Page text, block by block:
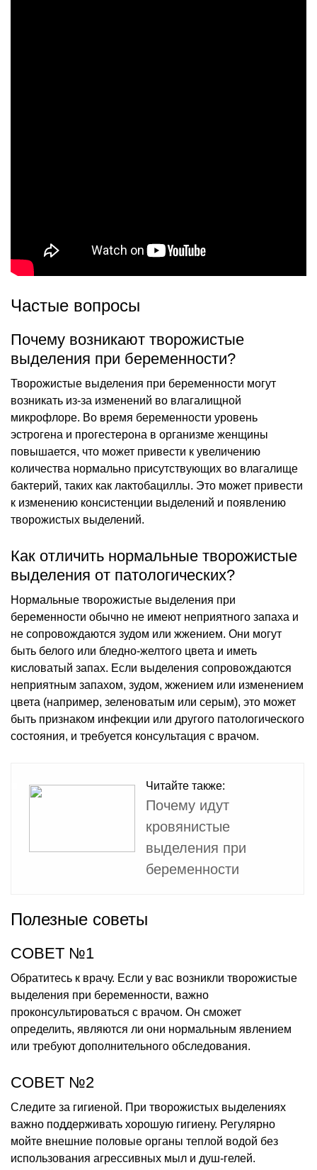
Частые вопросы
Почему возникают творожистые
выделения при беременности?
Творожистые выделения при беременности могут
возникать из-за изменений во влагалищной
микрофлоре. Во время беременности уровень
эстрогена и прогестерона в организме женщины
повышается, что может привести к увеличению
количества нормально присутствующих во влагалище
бактерий, таких как лактобациллы. Это может привести
к изменению консистенции выделений и появлению
творожистых выделений.
Как отличить нормальные творожистые
выделения от патологических?
Нормальные творожистые выделения при
беременности обычно не имеют неприятного запаха и
не сопровождаются зудом или жжением. Они могут
быть белого или бледно-желтого цвета и иметь
кисловатый запах. Если выделения сопровождаются
неприятным запахом, зудом, жжением или изменением
цвета (например, зеленоватым или серым), это может
быть признаком инфекции или другого патологического
состояния, и требуется консультация с врачом.
Читайте также:
Почему идут
кровянистые
выделения при
беременности
Полезные советы
СОВЕТ №1
Обратитесь к врачу. Если у вас возникли творожистые
выделения при беременности, важно
проконсультироваться с врачом. Он сможет
определить, являются ли они нормальным явлением
или требуют дополнительного обследования.
СОВЕТ №2
Следите за гигиеной. При творожистых выделениях
важно поддерживать хорошую гигиену. Регулярно
мойте внешние половые органы теплой водой без
использования агрессивных мыл и душ-гелей.